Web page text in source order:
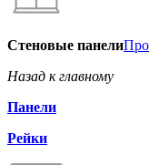
Стеновые панели
Назад к главному
Панели
Рейки